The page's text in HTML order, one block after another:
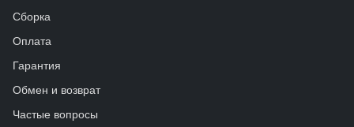
Сборка
Оплата
Гарантия
Обмен и возврат
Частые вопросы